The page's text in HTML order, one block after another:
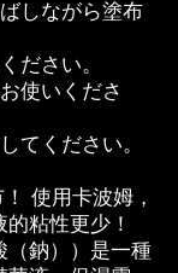
しながら塗布
ださい。
使いくださ
てください。
使用卡波姆，
粘性更少！
（鈉））是一種